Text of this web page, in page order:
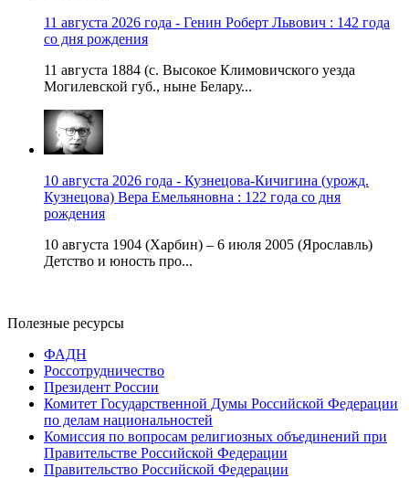
11 августа 2026 года - Генин Роберт Львович : 142 года
со дня рождения
11 августа 1884 (с. Высокое Климовичского уезда
Могилевской губ., ныне Белару...
10 августа 2026 года - Кузнецова-Кичигина (урожд.
Кузнецова) Вера Емельяновна : 122 года со дня
рождения
10 августа 1904 (Харбин) – 6 июля 2005 (Ярославль)
Детство и юность про...
Полезные ресурсы
ФАДН
Россотрудничество
Президент России
Комитет Государственной Думы Российской Федерации
по делам национальностей
Комиссия по вопросам религиозных объединений при
Правительстве Российской Федерации
Правительство Российской Федерации